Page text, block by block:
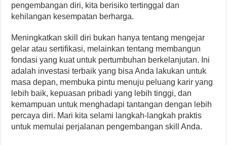
pengembangan diri, kita berisiko tertinggal dan
kehilangan kesempatan berharga.
Meningkatkan skill diri bukan hanya tentang mengejar
gelar atau sertifikasi, melainkan tentang membangun
fondasi yang kuat untuk pertumbuhan berkelanjutan. Ini
adalah investasi terbaik yang bisa Anda lakukan untuk
masa depan, membuka pintu menuju peluang karir yang
lebih baik, kepuasan pribadi yang lebih tinggi, dan
kemampuan untuk menghadapi tantangan dengan lebih
percaya diri. Mari kita selami langkah-langkah praktis
untuk memulai perjalanan pengembangan skill Anda.